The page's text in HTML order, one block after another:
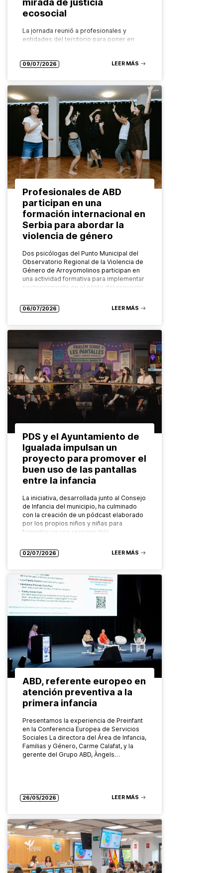
ecosocial
La jornada reunió a profesionales y
entidades del territorio para poner en
saludable, sostenible y accesible para
09/07/2026 LEER MÁS
Profesionales de ABD
participan en una
formación internacional en
Serbia para abordar la
violencia de género
Dos psicólogas del Punto Municipal del
Observatorio Regional de la Violencia de
Género de Arroyomolinos participan en
una actividad formativa para implementar
posteriormente en el piloto del proyecto
06/07/2026 LEER MÁS
PDS y el Ayuntamiento de
Igualada impulsan un
proyecto para promover el
buen uso de las pantallas
entre la infancia
La iniciativa, desarrollada junto al Consejo
de Infancia del municipio, ha culminado
con la creación de un pódcast elaborado
por los propios niños y niñas para
fomentar un uso responsable…
02/07/2026 LEER MÁS
ABD, referente europeo en
atención preventiva a la
primera infancia
Presentamos la experiencia de Preinfant
en la Conferencia Europea de Servicios
Sociales La directora del Área de Infancia,
Familias y Género, Carme Calafat, y la
gerente del Grupo ABD, Àngels…
26/05/2026 LEER MÁS